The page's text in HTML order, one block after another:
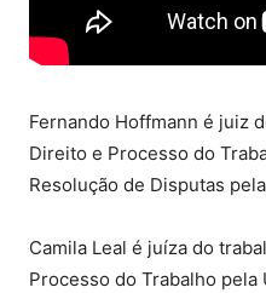
Fernando Hoffmann é juiz
Direito e Processo do
Resolução de Disputas
Camila Leal é juíza do
Processo do Trabalho